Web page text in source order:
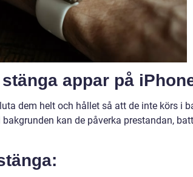
appar på
dem helt och hållet så att de inte körs i
kan de påverka prestandan,